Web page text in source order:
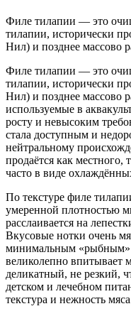
Филе тилапии — это
тилапии, исторически
Нил) и позднее массово
Филе тилапии — это
тилапии, исторически
Нил) и позднее массово
используемые в
росту и невысоким
стала доступным и
нейтральному
продаётся как местного,
часто в виде
По текстуре филе
умеренной плотностью
расслаивается на
Вкусовые нотки очень
минимальным «рыбным»
великолепно
деликатный, не резкий,
детском и лечебном
текстура и нежность